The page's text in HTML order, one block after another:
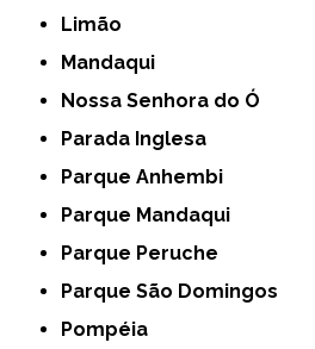
Limão
Mandaqui
Nossa Senhora do Ó
Parada Inglesa
Parque Anhembi
Parque Mandaqui
Parque Peruche
Parque São Domingos
Pompéia